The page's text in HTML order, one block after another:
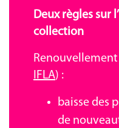
Deux règles sur
collection
IFLA) :
baisse des
de